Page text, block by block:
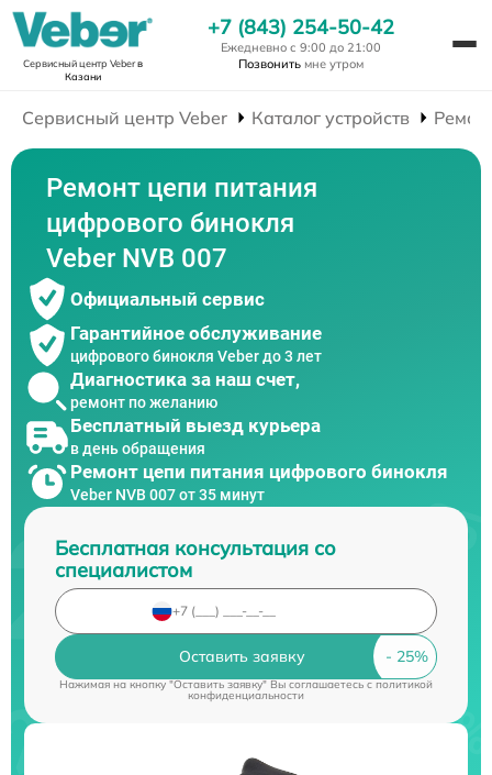
Сервисный центр Veberв
Казани
+7 (843) 254-50-42
Ежедневно с 9:00 до 21:00
Позвонить мне утром
Сервисный центр Veber Каталог устройств
Ремонт цепи питания
цифрового бинокля
Veber NVB 007
Официальный сервис
Гарантийное обслуживание
цифрового бинокля Veber до 3 лет
Диагностика за наш счет,
ремонт по желанию
Бесплатный выезд курьера
в день обращения
Ремонт цепи питания цифрового бинокля
Veber NVB 007 от 35 минут
Бесплатная консультация со
специалистом
Оставить заявку
Нажимая на кнопку "Оставить заявку" Вы соглашаетесь cполитикой
конфиденциальности